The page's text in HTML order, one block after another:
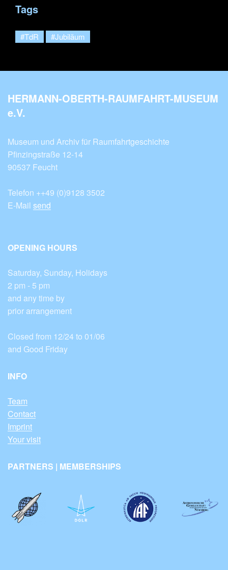
Tags
#TdR #Jubiläum
HERMANN-OBERTH-RAUMFAHRT-MUSEUM
e.V.
Museum und Archiv für Raumfahrtgeschichte
Pfinzingstraße 12-14
90537 Feucht
Telefon ++49 (0)9128 3502
E-Mail send
OPENING HOURS
Saturday, Sunday, Holidays
2 pm - 5 pm
and any time by
prior arrangement
Closed from 12/24 to 01/06
and Good Friday
INFO
Team
Contact
Imprint
Your visit
PARTNERS | MEMBERSHIPS